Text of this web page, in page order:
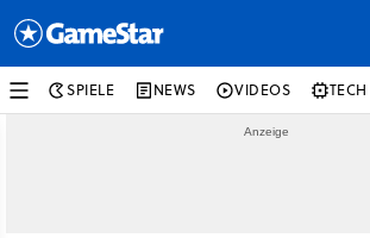
SPIELE NEWS VIDEOS TECH